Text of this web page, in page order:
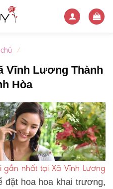
/
Vĩnh Lương Thành
Hòa
gần nhất tại Xã Vĩnh Lương
đặt hoa hoa khai trương,